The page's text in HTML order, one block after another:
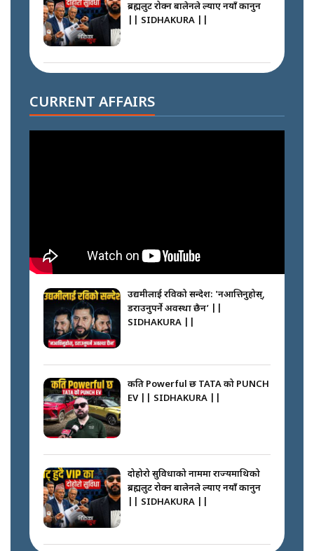
ब्रह्मलुट रोक्न बालेनले ल्याए नयाँ कानुन
|| SIDHAKURA ||
आरोहीहरू | Record-breaking
climbers who set foot with
नभाँडिएको सद्भाव : कप्तानगञ्जबाट
सल्किएको आगो निभाउनेहरू ||
SIDHAKURA || THE REPORTER
||
बदलेका ‘निम्स दाई’ || SIDHAKURA
||
आगो निभाउने कि तेल थप्ने ? WHATS
HAPPENING IN MADHESH ? ||
भयो ? के के भयो ? || SUNSARI
CURRENT AFFAIRS
उद्यमीलाई रविको सन्देश: 'नआत्तिनुहोस्,
डराउनुपर्ने अवस्था छैन’ ||
SIDHAKURA ||
कति Powerful छ TATA को PUNCH
EV || SIDHAKURA ||
दोहोरो सुविधाको नाममा राज्यमाथिको
ब्रह्मलुट रोक्न बालेनले ल्याए नयाँ कानुन
|| SIDHAKURA ||